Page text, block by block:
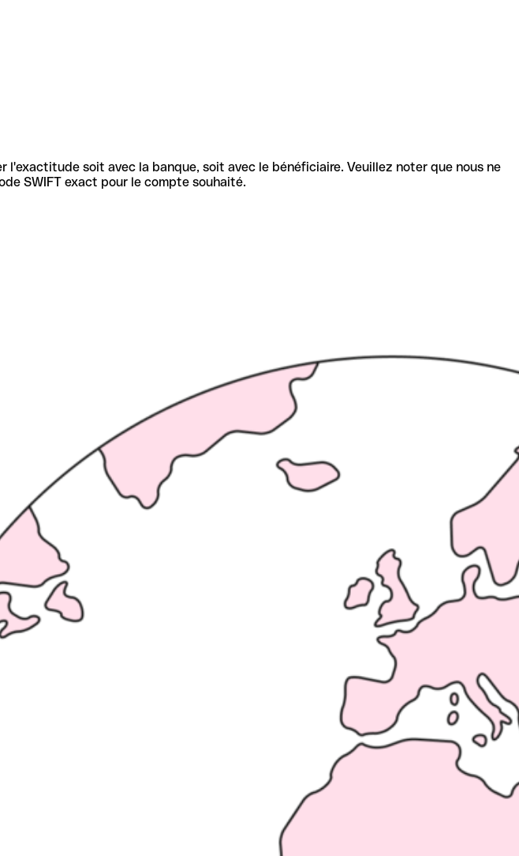
soit avec la banque, soit avec le bénéficiaire. Veuillez noter que nous ne
SWIFT exact pour le compte souhaité.